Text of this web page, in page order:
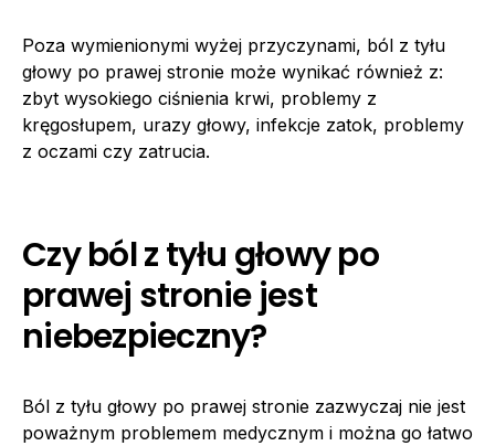
Poza wymienionymi wyżej przyczynami, ból z tyłu
głowy po prawej stronie może wynikać również z:
zbyt wysokiego ciśnienia krwi, problemy z
kręgosłupem, urazy głowy, infekcje zatok, problemy
z oczami czy zatrucia.
Czy ból z tyłu głowy po
prawej stronie jest
niebezpieczny?
Ból z tyłu głowy po prawej stronie zazwyczaj nie jest
poważnym problemem medycznym i można go łatwo